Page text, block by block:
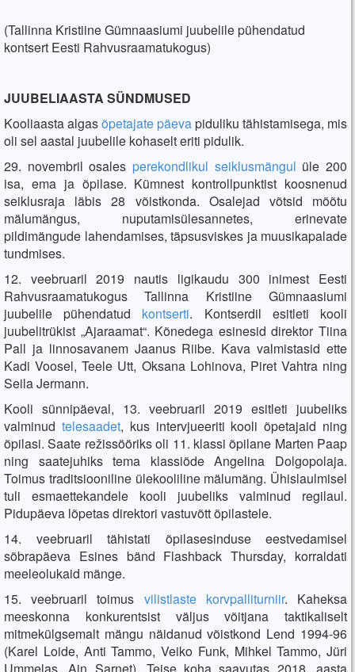
(Tallinna Kristiine Gümnaasiumi juubelile pühendatud
kontsert Eesti Rahvusraamatukogus)
JUUBELIAASTA SÜNDMUSED
Kooliaasta algasõpetajate päevapiduliku tähistamisega, mis
oli sel aastal juubelile kohaselt eriti pidulik.
29. novembril osales perekondlikul seiklusmängul üle 200
isa, ema ja õpilase. Kümnest kontrollpunktist koosnenud
seiklusraja läbis 28 võistkonda. Osalejad võtsid mõõtu
mälumängus, nuputamisülesannetes, erinevate
pildimängude lahendamises, täpsusviskes ja muusikapalade
tundmises.
12. veebruaril 2019 nautis ligikaudu 300 inimest Eesti
Rahvusraamatukogus Tallinna Kristiine Gümnaasiumi
juubelile pühendatud kontserti. Kontserdil esitleti kooli
juubelitrükist „Ajaraamat“. Kõnedega esinesid direktor Tiina
Pall ja linnosavanem Jaanus Riibe. Kava valmistasid ette
Kadi Voosel, Teele Utt, Oksana Lohinova, Piret Vahtra ning
Seila Jermann.
Kooli sünnipäeval, 13. veebruaril 2019 esitleti juubeliks
valminud telesaadet, kus intervjueeriti kooli õpetajaid ning
õpilasi. Saate režissööriks oli 11. klassi õpilane Marten Paap
ning saatejuhiks tema klassiõde Angelina Dolgopolaja.
Toimus traditsiooniline ülekooliline mälumäng. Ühislaulmisel
tuli esmaettekandele kooli juubeliks valminud regilaul.
Pidupäeva lõpetas direktori vastuvõtt õpilastele.
14. veebruaril tähistati õpilasesinduse eestvedamisel
sõbrapäeva Esines bänd Flashback Thursday, korraldati
meeleolukaid mänge.
15. veebruaril toimus vilistlaste korvpalliturniir. Kaheksa
meeskonna konkurentsist väljus võitjana taktikaliselt
mitmekülgsemalt mängu näidanud võistkond Lend 1994-96
(Karel Loide, Anti Tammo, Veiko Funk, Mihkel Tammo, Jüri